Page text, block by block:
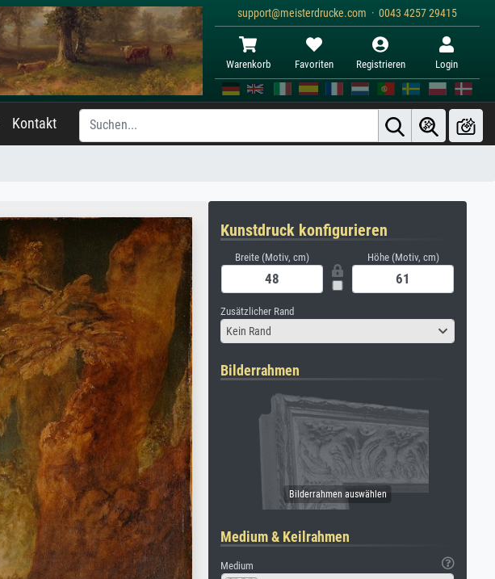
support@meisterdrucke.com · 0043 4257 29415
Warenkorb Favoriten Registrieren Login
Kontakt
Kunstdruck konfigurieren
Breite (Motiv, cm) Höhe (Motiv, cm)
Zusätzlicher Rand
Kein Rand
Bilderrahmen
Medium & Keilrahmen
Medium